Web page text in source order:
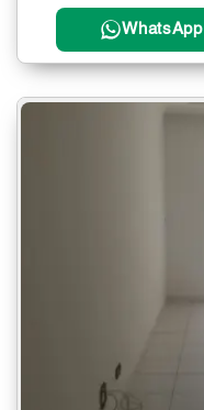
WhatsApp